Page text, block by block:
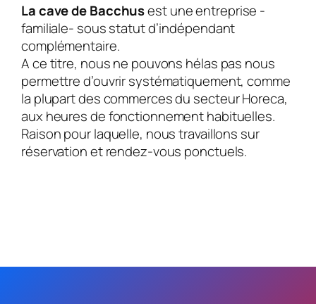
La cave de Bacchusest une entreprise -
familiale- sous statut d’indépendant
complémentaire.
A ce titre, nous ne pouvons hélas pas nous
permettre d’ouvrir systématiquement, comme
la plupart des commerces du secteur Horeca,
aux heures de fonctionnement habituelles.
Raison pour laquelle, nous travaillons sur
réservation et rendez-vous ponctuels.